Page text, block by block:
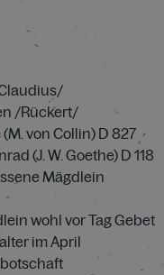
/Rückert/
von Collin) D 827
(J. W. Goethe) D 118
Mägdlein
wohl vor Tag Gebet
im April